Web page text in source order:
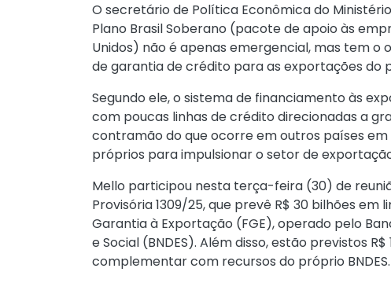
O secretário de Política Econômica do
Plano Brasil Soberano (pacote de apoio às
Unidos) não é apenas emergencial, mas tem
de garantia de crédito para as exportações do
Segundo ele, o sistema de financiamento às
com poucas linhas de crédito direcionadas a
contramão do que ocorre em outros países
próprios para impulsionar o setor de exportação
Mello participou nesta terça-feira (30) de
Provisória 1309/25, que prevê R$ 30 bilhões
Garantia à Exportação (FGE), operado pelo
e Social (BNDES). Além disso, estão previstos
complementar com recursos do próprio BNDES.